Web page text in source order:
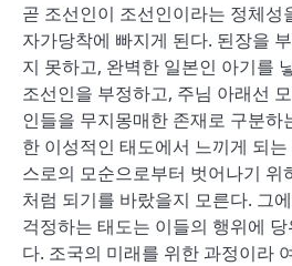
곧 조선인이 조선인이라는 정체성
자가당착에 빠지게 된다. 된장을
지 못하고, 완벽한 일본인 아기를
조선인을 부정하고, 주님 아래선
인들을 무지몽매한 존재로 구분하
한 이성적인 태도에서 느끼게 되
스로의 모순으로부터 벗어나기 위
처럼 되기를 바랐을지 모른다. 그
걱정하는 태도는 이들의 행위에
다. 조국의 미래를 위한 과정이라